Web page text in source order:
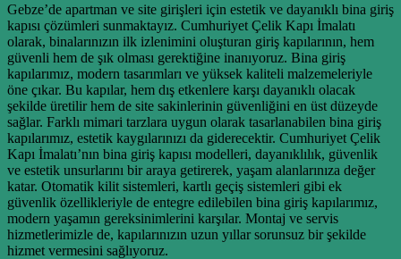
Gebze’de apartman ve site girişleri için estetik ve dayanıklı bina giriş
kapısı çözümleri sunmaktayız. Cumhuriyet Çelik Kapı İmalatı
olarak, binalarınızın ilk izlenimini oluşturan giriş kapılarının, hem
güvenli hem de şık olması gerektiğine inanıyoruz. Bina giriş
kapılarımız, modern tasarımları ve yüksek kaliteli malzemeleriyle
öne çıkar. Bu kapılar, hem dış etkenlere karşı dayanıklı olacak
şekilde üretilir hem de site sakinlerinin güvenliğini en üst düzeyde
sağlar. Farklı mimari tarzlara uygun olarak tasarlanabilen bina giriş
kapılarımız, estetik kaygılarınızı da giderecektir. Cumhuriyet Çelik
Kapı İmalatı’nın bina giriş kapısı modelleri, dayanıklılık, güvenlik
ve estetik unsurlarını bir araya getirerek, yaşam alanlarınıza değer
katar. Otomatik kilit sistemleri, kartlı geçiş sistemleri gibi ek
güvenlik özellikleriyle de entegre edilebilen bina giriş kapılarımız,
modern yaşamın gereksinimlerini karşılar. Montaj ve servis
hizmetlerimizle de, kapılarınızın uzun yıllar sorunsuz bir şekilde
hizmet vermesini sağlıyoruz.